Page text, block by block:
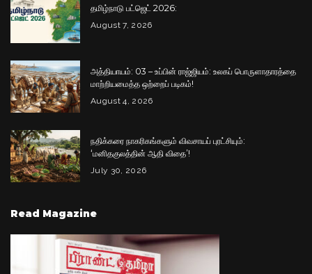
தமிழ்நாடு பட்ஜெட் 2026:
August 7, 2026
அத்தியாயம்: 03 – உப்பின் ராஜ்ஜியம்: உலகப் பொருளாதாரத்தை
மாற்றியமைத்த ஒற்றைப் படிகம்!
August 4, 2026
நதிக்கரை நாகரிகங்களும் விவசாயப் புரட்சியும்:
‘மனிதகுலத்தின் ஆதி விதை’!
July 30, 2026
Read Magazine